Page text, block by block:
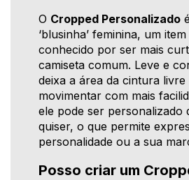
O Cropped Personalizado
‘blusinha’ feminina, um
conhecido por ser mais
camiseta comum. Leve e
deixa a área da cintura livre
movimentar com mais
ele pode ser personalizado
quiser, o que permite
personalidade ou a sua
Posso criar um